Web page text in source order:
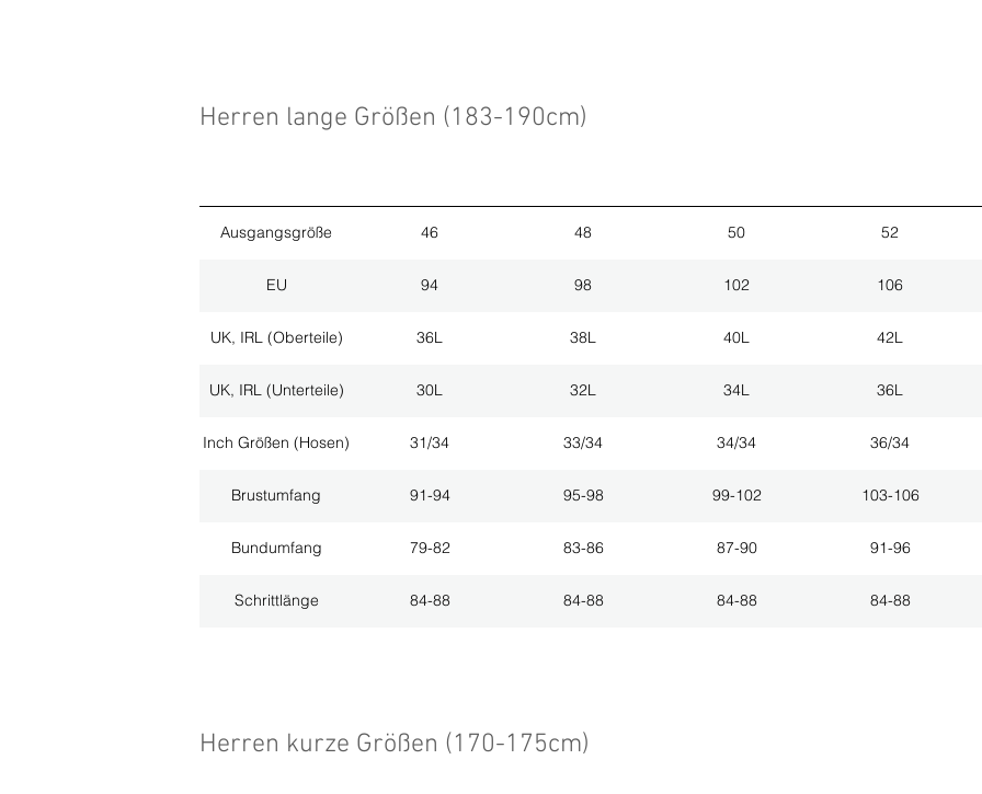
Herren lange Größen (183-190cm)
Ausgangsgröße 46 48 50 52
EU 94 98 102 106
UK, IRL (Oberteile) 36L 38L 40L 42L
UK, IRL (Unterteile) 30L 32L 34L 36L
Inch Größen (Hosen) 31/34 33/34 34/34 36/34
Brustumfang 91-94 95-98 99-102 103-106
Bundumfang 79-82 83-86 87-90 91-96
Schrittlänge 84-88 84-88 84-88 84-88
Herren kurze Größen (170-175cm)